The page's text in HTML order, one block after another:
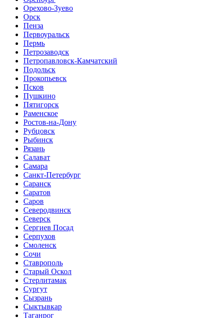
Орехово-Зуево
Орск
Пенза
Первоуральск
Пермь
Петрозаводск
Петропавловск-Камчатский
Подольск
Прокопьевск
Псков
Пушкино
Пятигорск
Раменское
Ростов-на-Дону
Рубцовск
Рыбинск
Рязань
Салават
Самара
Санкт-Петербург
Саранск
Саратов
Саров
Северодвинск
Северск
Сергиев Посад
Серпухов
Смоленск
Сочи
Ставрополь
Старый Оскол
Стерлитамак
Сургут
Сызрань
Сыктывкар
Таганрог